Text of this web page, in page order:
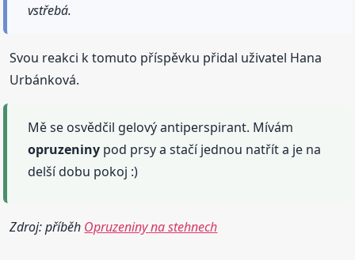
vstřebá.
Svou reakci k tomuto příspěvku přidal uživatel Hana
Urbánková.
Mě se osvědčil gelový antiperspirant. Mívám
opruzeniny pod prsy a stačí jednou natřít a je na
delší dobu pokoj :)
Zdroj: příběh Opruzeniny na stehnech